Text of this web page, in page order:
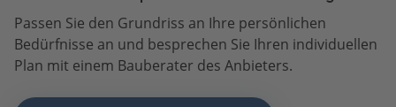
Passen Sie den Grundriss an Ihre persönlichen
Bedürfnisse an und besprechen Sie Ihren individuellen
Plan mit einem Bauberater des Anbieters.